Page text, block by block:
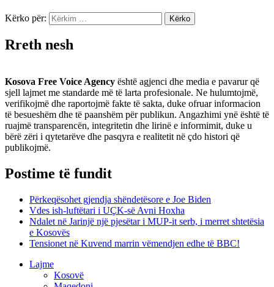
Kërko për:
Rreth nesh
Kosova Free Voice Agency është agjenci dhe media e pavarur që
sjell lajmet me standarde më të larta profesionale. Ne hulumtojmë,
verifikojmë dhe raportojmë fakte të sakta, duke ofruar informacion
të besueshëm dhe të paanshëm për publikun. Angazhimi ynë është të
ruajmë transparencën, integritetin dhe lirinë e informimit, duke u
bërë zëri i qytetarëve dhe pasqyra e realitetit në çdo histori që
publikojmë.
Postime të fundit
Përkeqësohet gjendja shëndetësore e Joe Biden
Vdes ish-luftëtari i UÇK-së Avni Hoxha
Ndalet në Jarinjë një pjesëtar i MUP-it serb, i merret shtetësia
e Kosovës
Tensionet në Kuvend marrin vëmendjen edhe të BBC!
Lajme
Kosovë